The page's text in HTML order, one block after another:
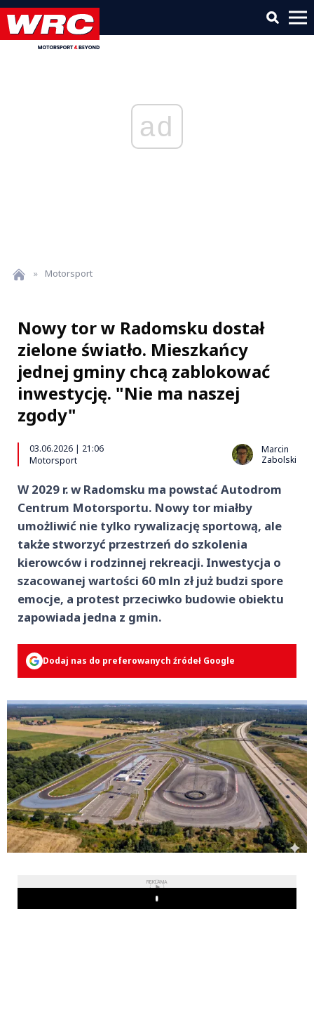
ad
» Motorsport
Nowy tor w Radomsku dostał
zielone światło. Mieszkańcy
jednej gminy chcą zablokować
inwestycję. "Nie ma naszej
zgody"
03.06.2026 | 21:06
Motorsport
Marcin
Zabolski
W 2029 r. w Radomsku ma powstać Autodrom
Centrum Motorsportu. Nowy tor miałby
umożliwić nie tylko rywalizację sportową, ale
także stworzyć przestrzeń do szkolenia
kierowców i rodzinnej rekreacji. Inwestycja o
szacowanej wartości 60 mln zł już budzi spore
emocje, a protest przeciwko budowie obiektu
zapowiada jedna z gmin.
Dodaj nas do preferowanych źródeł Google
REKLAMA
Play